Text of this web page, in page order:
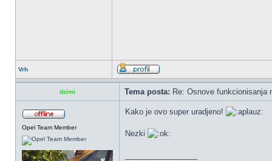
Vrh
dzimi Tema posta: Re: Osnove funkcionisanja
Opel Team Member
Kako je ovo super uradjeno!
Nezki